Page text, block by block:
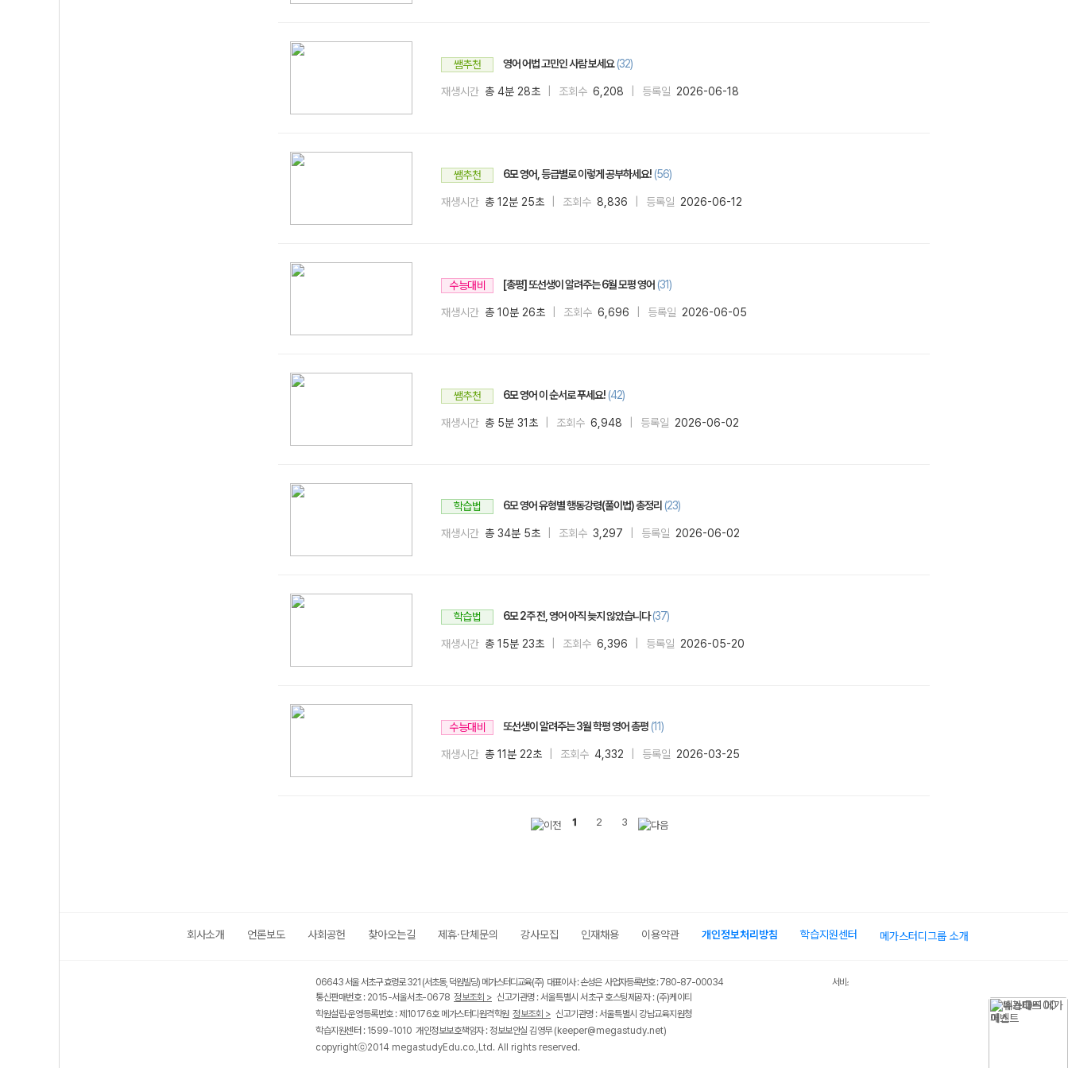
쌤추천 영어 어법 고민인 사람 보세요(32)
재생시간 총 4분 28초 조회수 6,208 등록일 2026-06-18
쌤추천 6모 영어, 등급별로 이렇게 공부하세요! (56)
재생시간 총 12분 25초 조회수 8,836 등록일 2026-06-12
수능대비 [총평] 또선생이 알려주는 6월 모평 영어 (31)
재생시간 총 10분 26초 조회수 6,696 등록일 2026-06-05
쌤추천 6모 영어 이 순서로 푸세요! (42)
재생시간 총 5분 31초 조회수 6,948 등록일 2026-06-02
학습법 6모 영어 유형별 행동강령(풀이법) 총정리 (23)
재생시간 총 34분 5초 조회수 3,297 등록일 2026-06-02
학습법 6모 2주 전, 영어 아직 늦지 않았습니다(37)
재생시간 총 15분 23초 조회수 6,396 등록일 2026-05-20
수능대비 또선생이 알려주는 3월 학평 영어 총평 (11)
재생시간 총 11분 22초 조회수 4,332 등록일 2026-03-25
1 2 3
회사소개 언론보도 사회공헌 찾아오는길 제휴·단체문의 강사모집 인재채용 이용약관 개인정보처리방침 학습지원센터 메가스터디그룹 소개
06643 서울 서초구 효령로 321 (서초동, 덕원빌딩) 메가스터디교육(주) 대표이사 : 손성은 사업자등록번호 : 780-87-00034
통신판매번호 : 2015-서울서초-0678 정보조회 > 신고기관명 : 서울특별시 서초구 호스팅제공자 : (주)케이티
학원설립·운영등록번호 : 제10176호 메가스터디원격학원 정보조회 > 신고기관명 : 서울특별시 강남교육지원청
학습지원센터 : 1599-1010 개인정보보호책임자 : 정보보안실 김영무(keeper@megastudy.net)
copyrightⓒ2014 megastudyEdu.co.,Ltd. All rights reserved.
서비스 가입사실 확인